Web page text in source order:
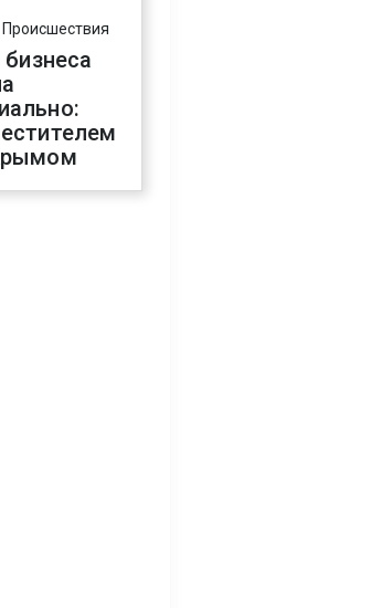
Происшествия